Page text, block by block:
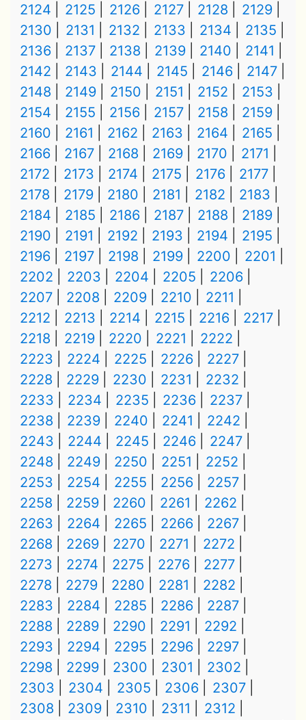
2124 2125 2126 2127 2128
2129
2130
2131 2132 2133 2134
2135
2136
2137 2138 2139 2140
2141
2142
2143 2144 2145 2146
2147
2148
2149 2150 2151 2152
2153
2154
2155 2156 2157 2158
2159
2160
2161 2162 2163 2164
2165
2166
2167 2168 2169 2170
2171
2172
2173 2174 2175 2176
2177
2178
2179 2180 2181 2182
2183
2184
2185 2186 2187 2188
2189
2190
2191 2192 2193 2194
2195
2196
2197 2198 2199 2200
2201
2202
2203 2204 2205
2206
2207
2208 2209 2210
2211
2212
2213 2214 2215 2216
2217
2218
2219 2220 2221
2222
2223
2224 2225 2226
2227
2228
2229 2230 2231
2232
2233
2234 2235 2236
2237
2238
2239 2240 2241
2242
2243
2244 2245 2246
2247
2248
2249 2250 2251
2252
2253
2254 2255 2256
2257
2258
2259 2260 2261
2262
2263
2264 2265 2266
2267
2268
2269 2270 2271
2272
2273
2274 2275 2276
2277
2278
2279 2280 2281
2282
2283
2284 2285 2286
2287
2288
2289 2290 2291
2292
2293
2294 2295 2296
2297
2298
2299 2300 2301
2302
2303
2304 2305 2306
2307
2308
2309 2310 2311
2312